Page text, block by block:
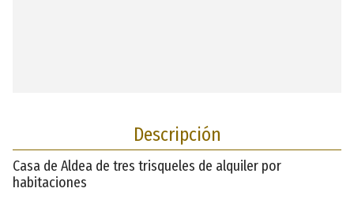
Descripción
Casa de Aldea de tres trisqueles de alquiler por
habitaciones